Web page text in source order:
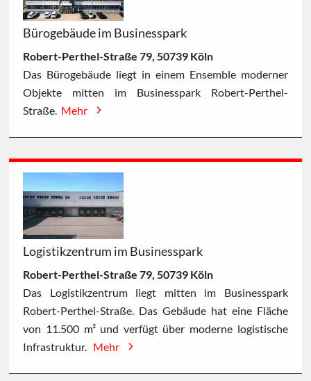
Bürogebäude im Businesspark
Robert-Perthel-Straße 79, 50739 Köln
Das Bürogebäude liegt in einem Ensemble moderner
Objekte mitten im Businesspark Robert-Perthel-
Straße. Mehr
Logistikzentrum im Businesspark
Robert-Perthel-Straße 79, 50739 Köln
Das Logistikzentrum liegt mitten im Businesspark
Robert-Perthel-Straße. Das Gebäude hat eine Fläche
von 11.500 m² und verfügt über moderne logistische
Infrastruktur. Mehr